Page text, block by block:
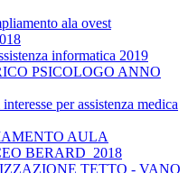
ala ovest
informatica 2019
PSICOLOGO ANNO
per assistenza medica
AULA
BERARD_2018
TETTO - VANO